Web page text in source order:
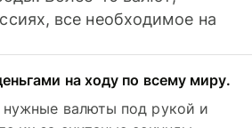
все необходимое на
на ходу по всему миру.
валюты под рукой и